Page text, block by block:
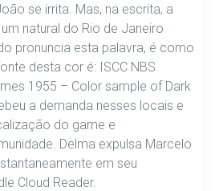
se irrita. Mas, na escrita, a
natural do Rio de Janeiro
pronuncia esta palavra, é como
desta cor é: ISCC NBS
1955 – Color sample of Dark
a demanda nesses locais e
do game e
Delma expulsa Marcelo
em seu
Cloud Reader.